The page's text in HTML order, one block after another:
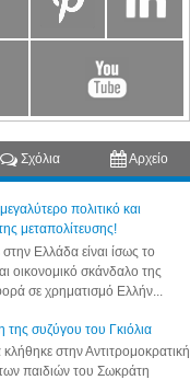
Σχόλια Αρχείο
πολιτικό και
μεταπολίτευσης!
Ελλάδα είναι ίσως το
οικονομικό σκάνδαλο της
σε χρηματισμό Ελλήν...
της συζύγου του Γκιόλια
στην Αντιτρομοκρατική
παιδιών του Σωκράτη